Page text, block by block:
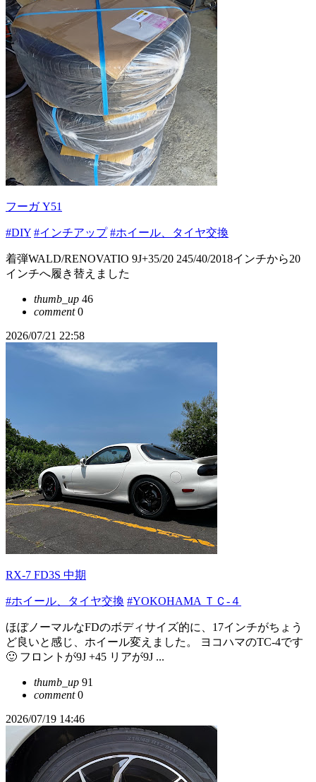
フーガ Y51
#DIY #インチアップ #ホイール、タイヤ交換
着弾WALD/RENOVATIO 9J+35/20 245/40/2018インチから20
インチへ履き替えました
thumb_up 46
comment0
2026/07/21 22:58
RX-7 FD3S 中期
#ホイール、タイヤ交換 #YOKOHAMA ＴＣ-４
ほぼノーマルなFDのボディサイズ的に、17インチがちょう
ど良いと感じ、ホイール変えました。 ヨコハマのTC-4です
🙂 フロントが9J +45 リアが9J ...
thumb_up 91
comment0
2026/07/19 14:46